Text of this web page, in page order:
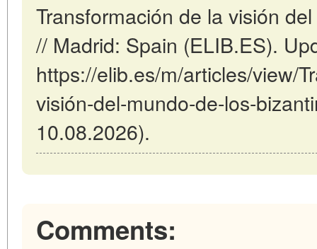
Transformación de la visión
// Madrid: Spain (ELIB.ES).
https://elib.es/m/articles/view/
visión-del-mundo-de-los-
10.08.2026).
Comments: